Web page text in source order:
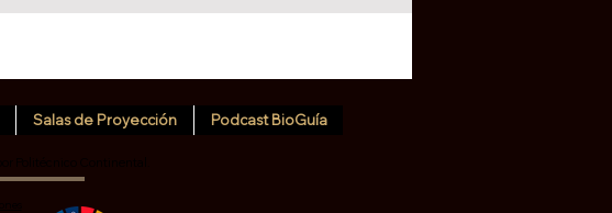
Salas de Proyección Podcast BioGuía